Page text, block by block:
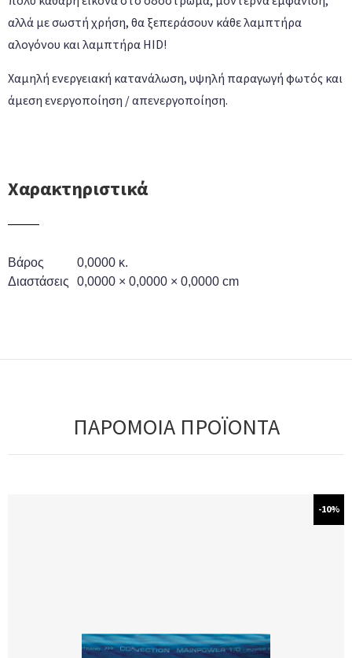
αλλά με σωστή χρήση, θα ξεπεράσουν κάθε λαμπτήρα
αλογόνου και λαμπτήρα HID!
Χαμηλή ενεργειακή κατανάλωση, υψηλή παραγωγή φωτός και
άμεση ενεργοποίηση / απενεργοποίηση.
Χαρακτηριστικά
Βάρος
0,0000 κ.
Διαστάσεις
0,0000 × 0,0000 × 0,0000 cm
ΠΑΡΟΜΟΙΑ ΠΡΟΪΟΝΤΑ
-10%